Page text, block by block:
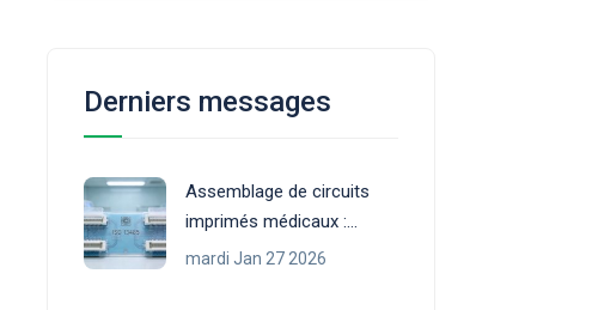
Derniers messages
Assemblage de circuits
imprimés médicaux :
normes, processus et
mardi Jan 27 2026